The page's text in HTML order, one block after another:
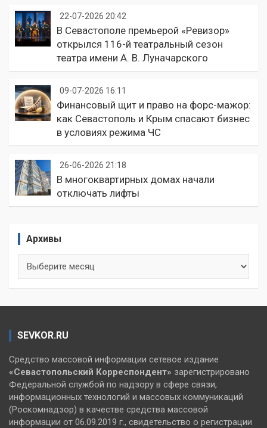
22-07-2026 20:42
В Севастополе премьерой «Ревизор»
открылся 116-й театральный сезон
театра имени А. В. Луначарского
09-07-2026 16:11
Финансовый щит и право на форс-мажор:
как Севастополь и Крым спасают бизнес
в условиях режима ЧС
26-06-2026 21:18
В многоквартирных домах начали
отключать лифты
Архивы
SEVKOR.RU
Средство массовой информации сетевое издание
«Севастопольский Корреспондент» зарегистрировано
Федеральной службой по надзору в сфере связи,
информационных технологий и массовых коммуникаций
(Роскомнадзор) в качестве средства массовой
информации от 06.09.2019 г., свидетельство о регистрации